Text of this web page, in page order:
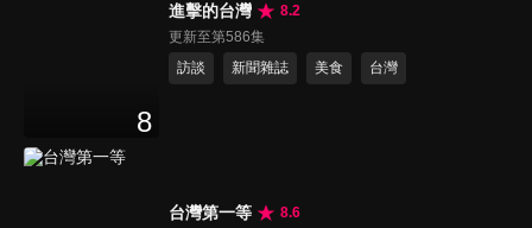
8
進擊的台灣
8.2
更新至第586集
訪談
新聞雜誌 美食 台灣
台灣第一等
8.6